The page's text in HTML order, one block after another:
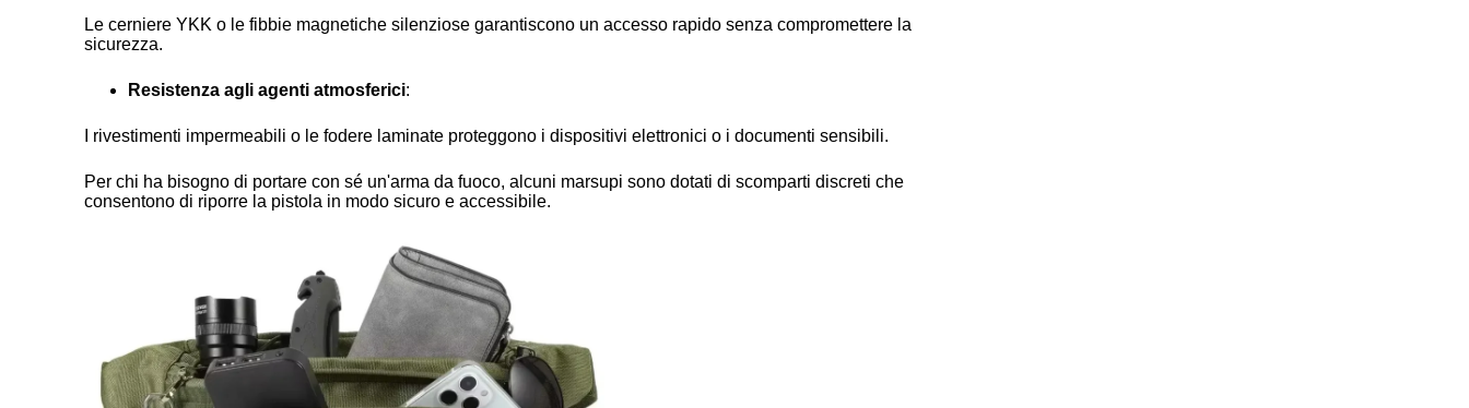
Le cerniere YKK o le fibbie magnetiche silenziose garantiscono un accesso rapido senza compromettere la
sicurezza.
Resistenza agli agenti atmosferici:
I rivestimenti impermeabili o le fodere laminate proteggono i dispositivi elettronici o i documenti sensibili.
Per chi ha bisogno di portare con sé un'arma da fuoco, alcuni marsupi sono dotati di scomparti discreti che
consentono di riporre la pistola in modo sicuro e accessibile.